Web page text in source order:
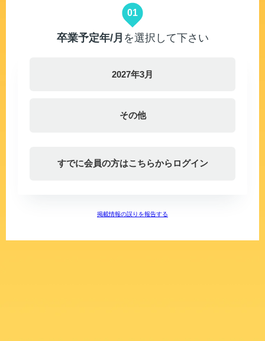
01
卒業予定年/月 を選択して下さい
2027年3月
その他
すでに会員の方はこちらからログイン
掲載情報の誤りを報告する